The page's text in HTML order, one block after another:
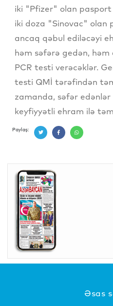
iki "Pfizer" olan pasport
iki doza "Sinovac" olan
ancaq qəbul ediləcəyi
həm səfərə gedən, həm
PCR testi verəcəklər.
testi QMİ tərəfindən
zamanda, səfər edənlər
keyfiyyətli ehram ilə
Paylaş:
Əsas